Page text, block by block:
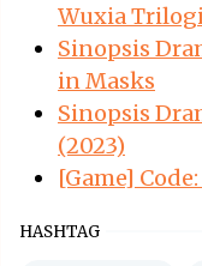
Wuxia
Sinopsis
in Masks
Sinopsis
(2023)
[Game]
HASHTAG